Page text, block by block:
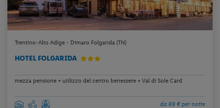
Trentino-Alto Adige - Dimaro Folgarida (TN)
HOTEL FOLGARIDA
mezza pensione + utilizzo del centro benessere + Val di Sole Card
da 69 € per notte